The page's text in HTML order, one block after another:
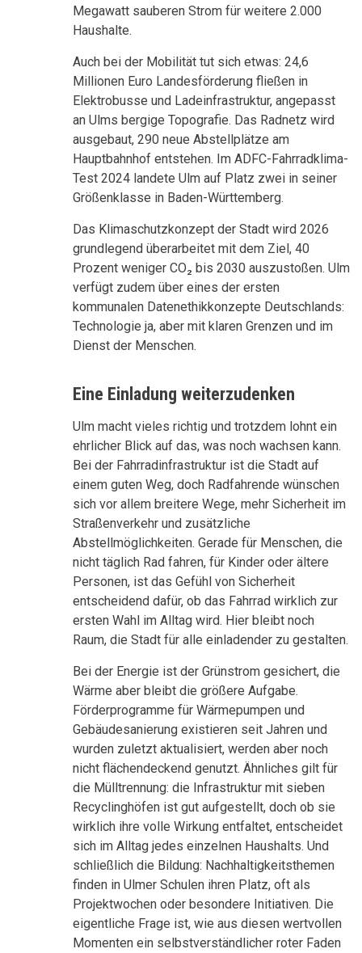
Megawatt sauberen Strom für weitere 2.000
Haushalte.
Auch bei der Mobilität tut sich etwas: 24,6
Millionen Euro Landesförderung fließen in
Elektrobusse und Ladeinfrastruktur, angepasst
an Ulms bergige Topografie. Das Radnetz wird
ausgebaut, 290 neue Abstellplätze am
Hauptbahnhof entstehen. Im ADFC-Fahrradklima-
Test 2024 landete Ulm auf Platz zwei in seiner
Größenklasse in Baden-Württemberg.
Das Klimaschutzkonzept der Stadt wird 2026
grundlegend überarbeitet mit dem Ziel, 40
Prozent weniger CO₂ bis 2030 auszustoßen. Ulm
verfügt zudem über eines der ersten
kommunalen Datenethikkonzepte Deutschlands:
Technologie ja, aber mit klaren Grenzen und im
Dienst der Menschen.
Eine Einladung weiterzudenken
Ulm macht vieles richtig und trotzdem lohnt ein
ehrlicher Blick auf das, was noch wachsen kann.
Bei der Fahrradinfrastruktur ist die Stadt auf
einem guten Weg, doch Radfahrende wünschen
sich vor allem breitere Wege, mehr Sicherheit im
Straßenverkehr und zusätzliche
Abstellmöglichkeiten. Gerade für Menschen, die
nicht täglich Rad fahren, für Kinder oder ältere
Personen, ist das Gefühl von Sicherheit
entscheidend dafür, ob das Fahrrad wirklich zur
ersten Wahl im Alltag wird. Hier bleibt noch
Raum, die Stadt für alle einladender zu gestalten.
Bei der Energie ist der Grünstrom gesichert, die
Wärme aber bleibt die größere Aufgabe.
Förderprogramme für Wärmepumpen und
Gebäudesanierung existieren seit Jahren und
wurden zuletzt aktualisiert, werden aber noch
nicht flächendeckend genutzt. Ähnliches gilt für
die Mülltrennung: die Infrastruktur mit sieben
Recyclinghöfen ist gut aufgestellt, doch ob sie
wirklich ihre volle Wirkung entfaltet, entscheidet
sich im Alltag jedes einzelnen Haushalts. Und
schließlich die Bildung: Nachhaltigkeitsthemen
finden in Ulmer Schulen ihren Platz, oft als
Projektwochen oder besondere Initiativen. Die
eigentliche Frage ist, wie aus diesen wertvollen
Momenten ein selbstverständlicher roter Faden